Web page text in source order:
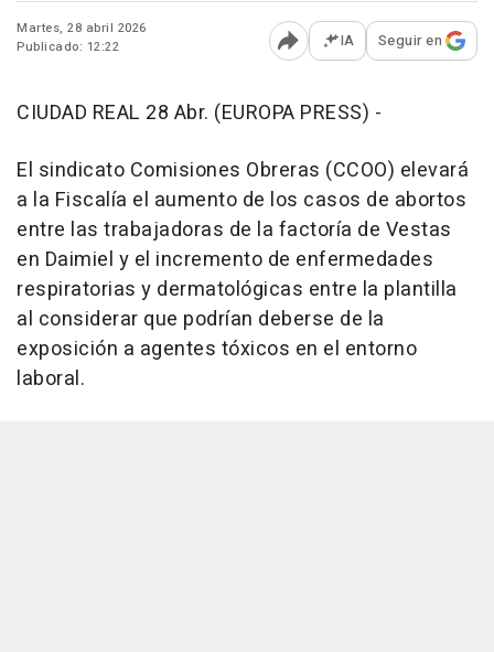
Martes, 28 abril 2026
Publicado: 12:22
Abrir opciones para
IA Seguir en
CIUDAD REAL 28 Abr. (EUROPA PRESS) -
El sindicato Comisiones Obreras (CCOO) elevará
a la Fiscalía el aumento de los casos de abortos
entre las trabajadoras de la factoría de Vestas
en Daimiel y el incremento de enfermedades
respiratorias y dermatológicas entre la plantilla
al considerar que podrían deberse de la
exposición a agentes tóxicos en el entorno
laboral.